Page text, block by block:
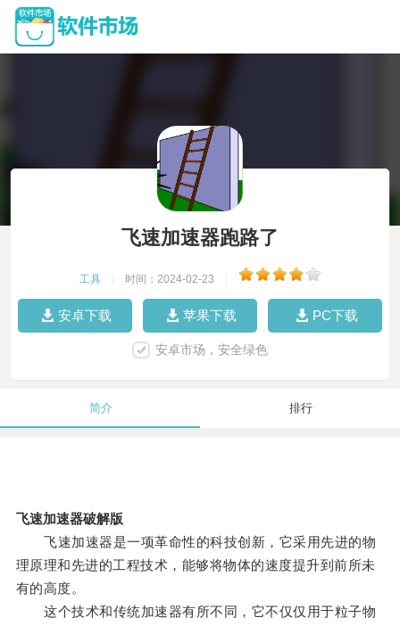
飞速加速器跑路了
工具 时间：2024-02-23
安卓下载 苹果下载 PC下载
安卓市场，安全绿色
简介 排行
飞速加速器破解版
飞速加速器是一项革命性的科技创新，它采用先进的物
理原理和先进的工程技术，能够将物体的速度提升到前所未
有的高度。
这个技术和传统加速器有所不同，它不仅仅用于粒子物